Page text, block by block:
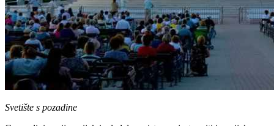
Svetište s pozadine